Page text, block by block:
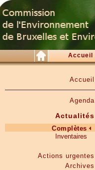
Accueil
Accueil
Agenda
Actualités
Complètes
Inventaires
Actions urgentes
Archives